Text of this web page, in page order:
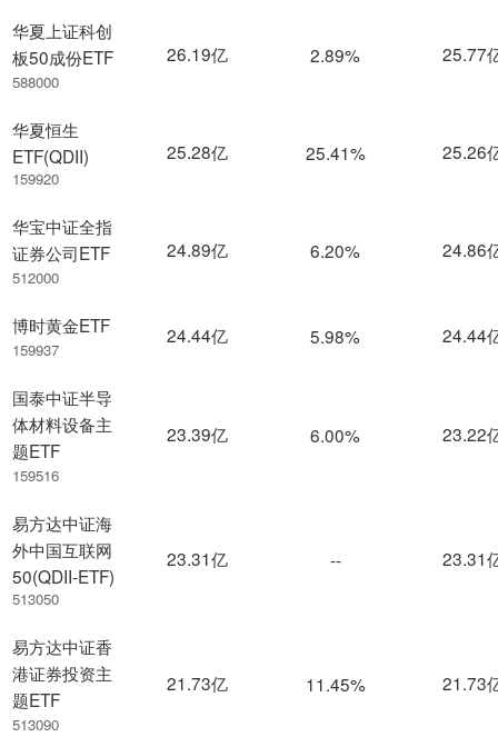
华夏上证科创
板50成份ETF
588000
华夏恒生
ETF(QDII)
159920
华宝中证全指
证券公司ETF
512000
博时黄金ETF
159937
国泰中证半导
体材料设备主
题ETF
159516
易方达中证海
外中国互联网
50(QDII-ETF)
513050
易方达中证香
港证券投资主
题ETF
513090
26.19亿 2.89% 25.77
25.28亿 25.41% 25.26
24.89亿 6.20% 24.86
24.44亿 5.98% 24.44
23.39亿 6.00% 23.22
23.31亿 -- 23.31
21.73亿 11.45% 21.73